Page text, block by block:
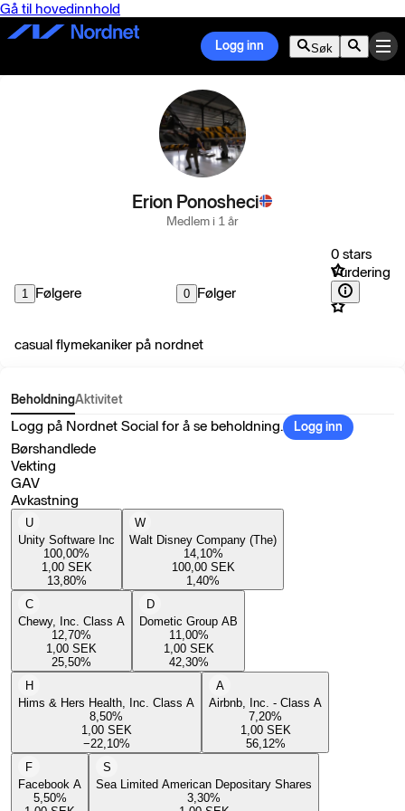
Gå til hovedinnhold
Logg inn Søk
Erion Ponosheci
Medlem i 1 år
1 Følgere 0 Følger
0 stars
Vurdering
casual flymekaniker på nordnet
BeholdningAktivitet
Logg på Nordnet Social for å se beholdning. Logg inn
Børshandlede
Vekting
GAV
Avkastning
U
Unity Software Inc
100,00%
1,00 SEK
13,80%
W
Walt Disney Company (The)
14,10%
100,00 SEK
1,40%
C
Chewy, Inc. Class A
12,70%
1,00 SEK
25,50%
D
Dometic Group AB
11,00%
1,00 SEK
42,30%
H
Hims & Hers Health, Inc. Class A
8,50%
1,00 SEK
−22,10%
A
Airbnb, Inc. - Class A
7,20%
1,00 SEK
56,12%
F
Facebook A
5,50%
S
Sea Limited American Depositary Shares
3,30%